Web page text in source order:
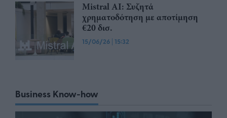
Mistral AI: Συζητά
χρηματοδότηση με αποτίμηση
€20 δισ.
15/06/26 | 15:32
Business Know-how